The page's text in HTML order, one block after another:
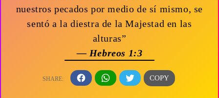
nuestros pecados por medio de sí mismo, se
sentó a la diestra de la Majestad en las
alturas”
— Hebreos 1:3